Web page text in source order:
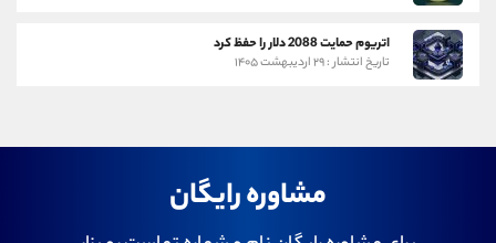
اتریوم حمایت 2088 دلار را حفظ کرد
تاریخ انتشار : ۲۹ اردیبهشت ۱۴۰۵
مشاوره رایگان